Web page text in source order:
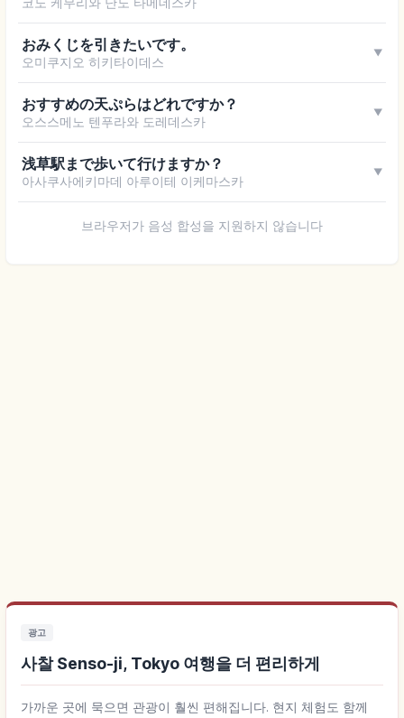
おみくじを引きたいです。
오미쿠지오 히키타이데스
▼
おすすめの天ぷらはどれですか？
오스스메노 텐푸라와 도레데스카
▼
浅草駅まで歩いて行けますか？
아사쿠사에키마데 아루이테 이케마스카
▼
브라우저가 음성 합성을 지원하지 않습니다
광고
사찰 Senso-ji, Tokyo 여행을 더 편리하게
가까운 곳에 묵으면 관광이 훨씬 편해집니다. 현지 체험도 함께